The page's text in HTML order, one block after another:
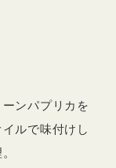
ンパプリカを
ルで味付けし